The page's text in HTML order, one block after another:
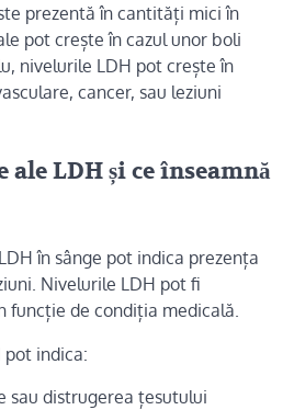
prezentă în cantități mici în
pot crește în cazul unor boli
nivelurile LDH pot crește în
cancer, sau leziuni
LDH și ce înseamnă
în sânge pot indica prezența
Nivelurile LDH pot fi
funcție de condiția medicală.
pot indica:
sau distrugerea țesutului